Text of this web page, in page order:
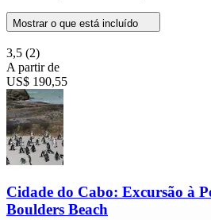
Mostrar o que está incluído
3,5 (2)
A partir de
US$ 190,55
Cidade do Cabo: Excursão à
Boulders Beach